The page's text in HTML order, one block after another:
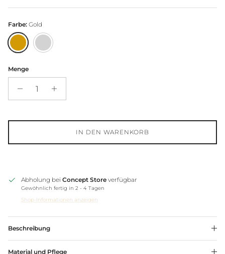
Farbe: Gold
Menge
IN DEN WARENKORB
Abholung bei Concept Store verfügbar
Gewöhnlich fertig in 2 - 4 Tagen
Shop-Informationen anzeigen
Beschreibung
Material und Pflege